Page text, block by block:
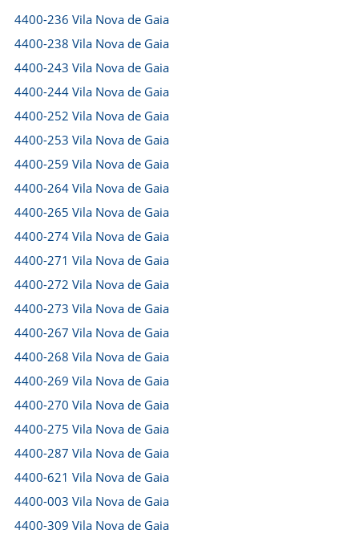
4400-236 Vila Nova de Gaia
4400-238 Vila Nova de Gaia
4400-243 Vila Nova de Gaia
4400-244 Vila Nova de Gaia
4400-252 Vila Nova de Gaia
4400-253 Vila Nova de Gaia
4400-259 Vila Nova de Gaia
4400-264 Vila Nova de Gaia
4400-265 Vila Nova de Gaia
4400-274 Vila Nova de Gaia
4400-271 Vila Nova de Gaia
4400-272 Vila Nova de Gaia
4400-273 Vila Nova de Gaia
4400-267 Vila Nova de Gaia
4400-268 Vila Nova de Gaia
4400-269 Vila Nova de Gaia
4400-270 Vila Nova de Gaia
4400-275 Vila Nova de Gaia
4400-287 Vila Nova de Gaia
4400-621 Vila Nova de Gaia
4400-003 Vila Nova de Gaia
4400-309 Vila Nova de Gaia